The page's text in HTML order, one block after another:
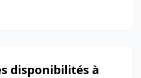
disponibilités à